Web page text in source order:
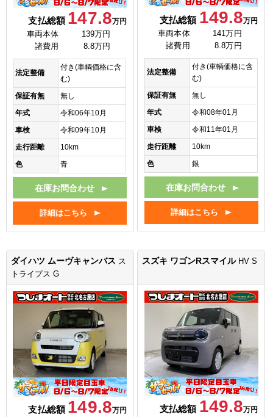
支払総額 147.8万円
車両本体
139万円
諸費用
8.8万円
法定整備
付き(車輌価格に含
む)
保証有無
無し
年式
令和06年10月
車検
令和09年10月
走行距離
10km
色
青
在庫お問合わせ
詳細はこちら
支払総額 149.8万円
車両本体
141万円
諸費用
8.8万円
法定整備
付き(車輌価格に含
む)
保証有無
無し
年式
令和08年01月
車検
令和11年01月
走行距離
10km
色
銀
在庫お問合わせ
詳細はこちら
ダイハツ ムーヴキャンバス ス
トライプス G
支払総額 149.8万円
スズキ ワゴンRスマイル HV S
支払総額 149.8万円